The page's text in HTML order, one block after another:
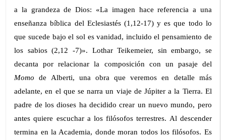
a la grandeza de Dios: «La imagen hace referencia a una
enseñanza bíblica del Eclesiastés (1,12-17) y es que todo lo
que sucede bajo el sol es vanidad, incluido el pensamiento de
los sabios (2,12 -7)». Lothar Teikemeier, sin embargo, se
decanta por relacionar la composición con un pasaje del
Momo de Alberti, una obra que veremos en detalle más
adelante, en el que se narra un viaje de Júpiter a la Tierra. El
padre de los dioses ha decidido crear un nuevo mundo, pero
antes quiere escuchar a los filósofos terrestres. Al descender
termina en la Academia, donde moran todos los filósofos. Es